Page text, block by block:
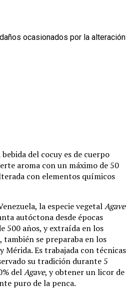
del cocuy es de cuerpo
aroma con un máximo de 50
con elementos químicos
la especie vegetalAgave
autóctona desde épocas
500 años, y extraída en los
también se preparaba en los
Mérida. Es trabajada con técnicas
su tradición durante 5
delAgave, y obtener un licor de
puro de la penca.